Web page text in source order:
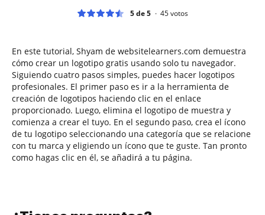
5 de 5 45votos
En este tutorial, Shyam de websitelearners.com demuestra
cómo crear un logotipo gratis usando solo tu navegador.
Siguiendo cuatro pasos simples, puedes hacer logotipos
profesionales. El primer paso es ir a la herramienta de
creación de logotipos haciendo clic en el enlace
proporcionado. Luego, elimina el logotipo de muestra y
comienza a crear el tuyo. En el segundo paso, crea el ícono
de tu logotipo seleccionando una categoría que se relacione
con tu marca y eligiendo un ícono que te guste. Tan pronto
como hagas clic en él, se añadirá a tu página.